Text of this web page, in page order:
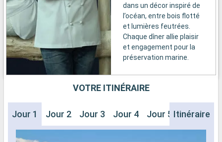
dans un décor inspiré de
l’océan, entre bois flotté
et lumières feutrées.
Chaque dîner allie plaisir
et engagement pour la
préservation marine.
VOTRE ITINÉRAIRE
Jour 1 Jour 2 Jour 3 Jour 4 Jour 5 Jour 6
Itinéraire